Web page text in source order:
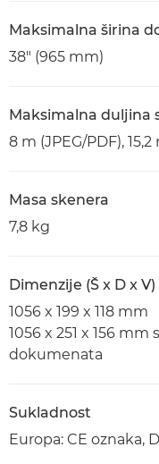
Maksimalna širina
38" (965 mm)
Maksimalna duljina
8 m (JPEG/PDF), 15,2
Masa skenera
7,8 kg
Dimenzije (Š x D x V)
1056 x 199 x 118 mm
1056 x 251 x 156
dokumenata
Sukladnost
Europa: CE oznaka,